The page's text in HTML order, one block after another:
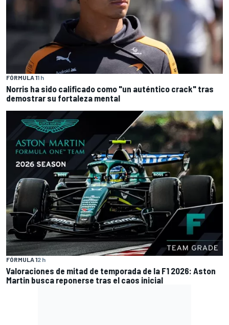
FÓRMULA 11 h
Norris ha sido calificado como "un auténtico crack" tras
demostrar su fortaleza mental
FÓRMULA 12 h
Valoraciones de mitad de temporada de la F1 2026: Aston
Martin busca reponerse tras el caos inicial